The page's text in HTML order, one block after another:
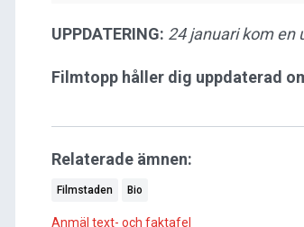
UPPDATERING: 24 januari kom en
Filmtopp håller dig uppdaterad
Relaterade ämnen:
Filmstaden Bio
Anmäl text- och faktafel